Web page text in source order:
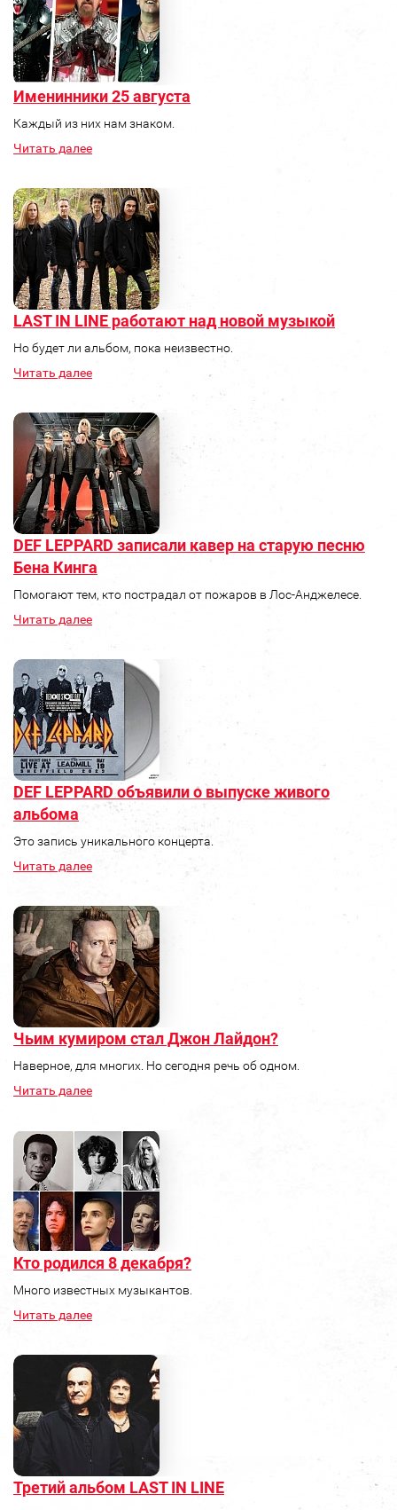
Именинники 25 августа
Каждый из них нам знаком.
Читать далее
LAST IN LINE работают над новой музыкой
Но будет ли альбом, пока неизвестно.
Читать далее
DEF LEPPARD записали кавер на старую песню
Бена Кинга
Помогают тем, кто пострадал от пожаров в Лос-Анджелесе.
Читать далее
DEF LEPPARD объявили о выпуске живого
альбома
Это запись уникального концерта.
Читать далее
Чьим кумиром стал Джон Лайдон?
Наверное, для многих. Но сегодня речь об одном.
Читать далее
Кто родился 8 декабря?
Много известных музыкантов.
Читать далее
Третий альбом LAST IN LINE